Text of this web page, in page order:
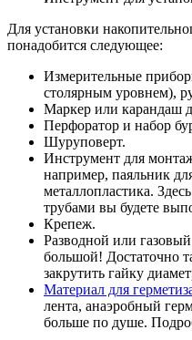
Для установки
понадобится следующее:
Измерительные
столярным уровнем),
Маркер или карандаш
Перфоратор и набор
Шуруповерт.
Инструмент для
например, паяльник
металлопластика.
трубами вы будете
Крепеж.
Разводной или
большой! Достаточно
закрутить гайку
Материал для
лента, анаэробный
больше по душе.